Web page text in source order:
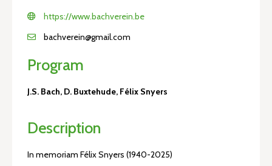
https://www.bachverein.be
bachverein@gmail.com
Program
J.S. Bach, D. Buxtehude, Félix Snyers
Description
In memoriam Félix Snyers (1940-2025)